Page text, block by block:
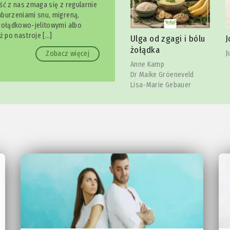
z nas zmaga się z regularnie
snu, migreną,
jelitowymi albo
po nastroje […]
Zobacz więcej
Ulga od zgagi i bólu
żołądka
Anne Kamp
Joga szczęki
Julia Reindl